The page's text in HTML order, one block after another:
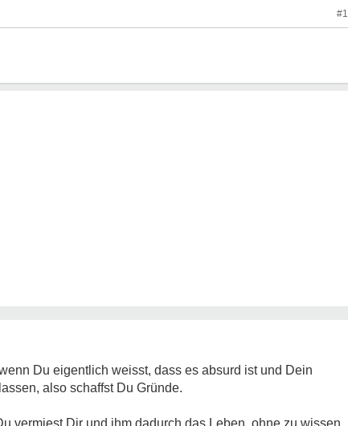
#1
Du eigentlich weisst, dass es absurd ist und Dein
also schaffst Du Gründe.
vermiest Dir und ihm dadurch das Leben, ohne zu wissen